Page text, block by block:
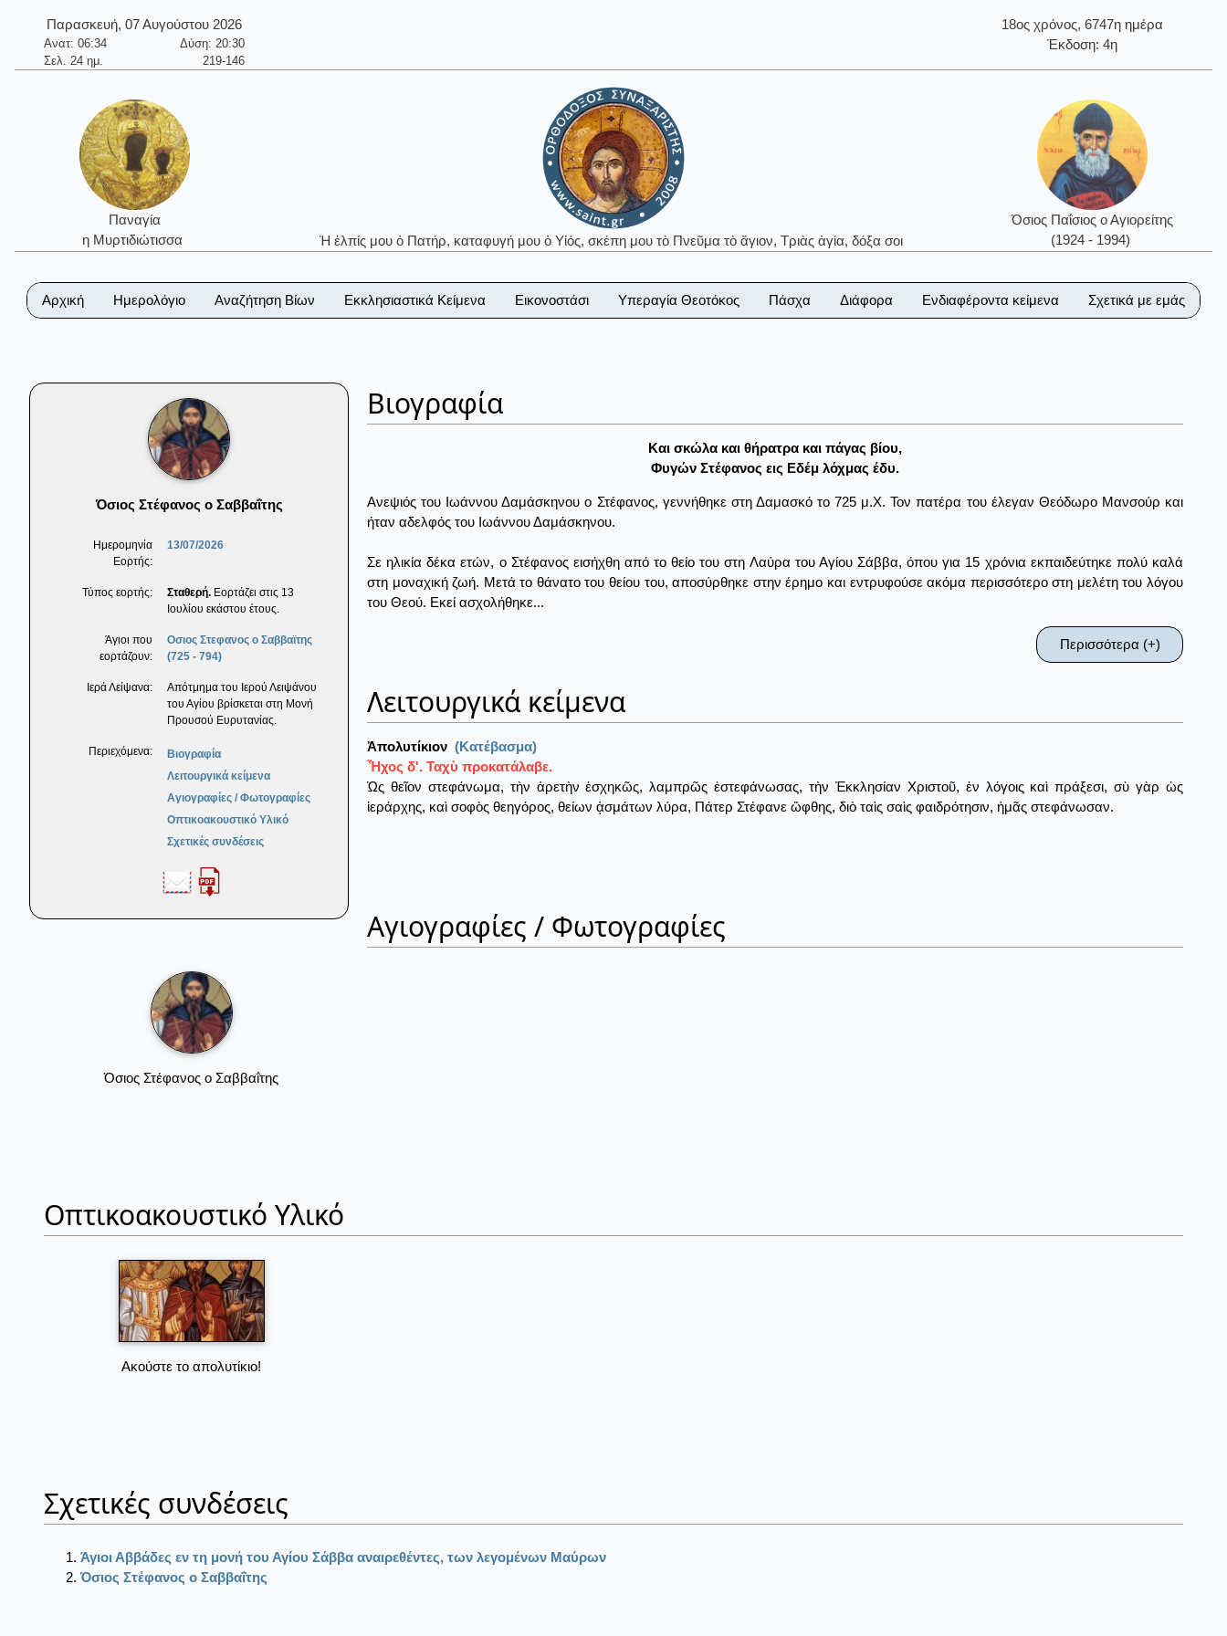
Παρασκευή, 07 Αυγούστου 2026
Ανατ: 06:34
Δύση: 20:30
Σελ. 24 ημ.
219-146
18ος χρόνος, 6747η ημέρα
Έκδοση: 4η
Παναγία
η Μυρτιδιώτισσα
Ἡ ἐλπίς μου ὁ Πατήρ, καταφυγή μου ὁ Υἱός, σκέπη μου τὸ Πνεῦμα τὸ ἅγιον, Τριὰς ἁγία, δόξα σοι
Όσιος Παΐσιος ο Αγιορείτης
(1924 - 1994)
Αρχική Ημερολόγιο Αναζήτηση Βίων Εκκλησιαστικά Κείμενα Εικονοστάσι Υπεραγία Θεοτόκος Πάσχα Διάφορα Ενδιαφέροντα κείμενα Σχετικά με εμάς
Όσιος Στέφανος ο Σαββαΐτης
Ημερομηνία
Εορτής:
13/07/2026
Τύπος εορτής: Σταθερή. Εορτάζει στις 13
Ιουλίου εκάστου έτους.
Άγιοι που
εορτάζουν:
Οσιος Στεφανος ο Σαββαϊτης
(725 - 794)
Ιερά Λείψανα:
Απότμημα του Ιερού Λειψάνου
του Αγίου βρίσκεται στη Μονή
Προυσού Ευρυτανίας.
Περιεχόμενα:
Βιογραφία
Λειτουργικά κείμενα
Αγιογραφίες / Φωτογραφίες
Οπτικοακουστικό Υλικό
Σχετικές συνδέσεις
Βιογραφία
Kαι σκώλα και θήρατρα και πάγας βίου,
Φυγών Στέφανος εις Eδέμ λόχμας έδυ.
Ανεψιός του Ιωάννου Δαμάσκηνου ο Στέφανος, γεννήθηκε στη Δαμασκό το 725 μ.Χ. Τον πατέρα του έλεγαν Θεόδωρο Μανσούρ και
ήταν αδελφός του Ιωάννου Δαμάσκηνου.
Σε ηλικία δέκα ετών, ο Στέφανος εισήχθη από το θείο του στη Λαύρα του Αγίου Σάββα, όπου για 15 χρόνια εκπαιδεύτηκε πολύ καλά
στη μοναχική ζωή. Μετά το θάνατο του θείου του, αποσύρθηκε στην έρημο και εντρυφούσε ακόμα περισσότερο στη μελέτη του λόγου
του Θεού. Εκεί ασχολήθηκε...
Περισσότερα (+)
Λειτουργικά κείμενα
Ἀπολυτίκιον (Κατέβασμα)
Ἦχος δ'. Ταχὺ προκατάλαβε.
Ὡς θεῖον στεφάνωμα, τὴν ἀρετὴν ἐσχηκῶς, λαμπρῶς ἐστεφάνωσας, τὴν Ἐκκλησίαν Χριστοῦ, ἐν λόγοις καὶ πράξεσι, σὺ γὰρ ὡς
ἱεράρχης, καὶ σοφὸς θεηγόρος, θείων ᾀσμάτων λύρα, Πάτερ Στέφανε ὤφθης, διὸ ταὶς σαὶς φαιδρότησιν, ἠμᾶς στεφάνωσαν.
Αγιογραφίες / Φωτογραφίες
Όσιος Στέφανος ο Σαββαΐτης
Οπτικοακουστικό Υλικό
Ακούστε το απολυτίκιο!
Σχετικές συνδέσεις
Άγιοι Αββάδες εν τη μονή του Αγίου Σάββα αναιρεθέντες, των λεγομένων Μαύρων
Όσιος Στέφανος ο Σαββαΐτης